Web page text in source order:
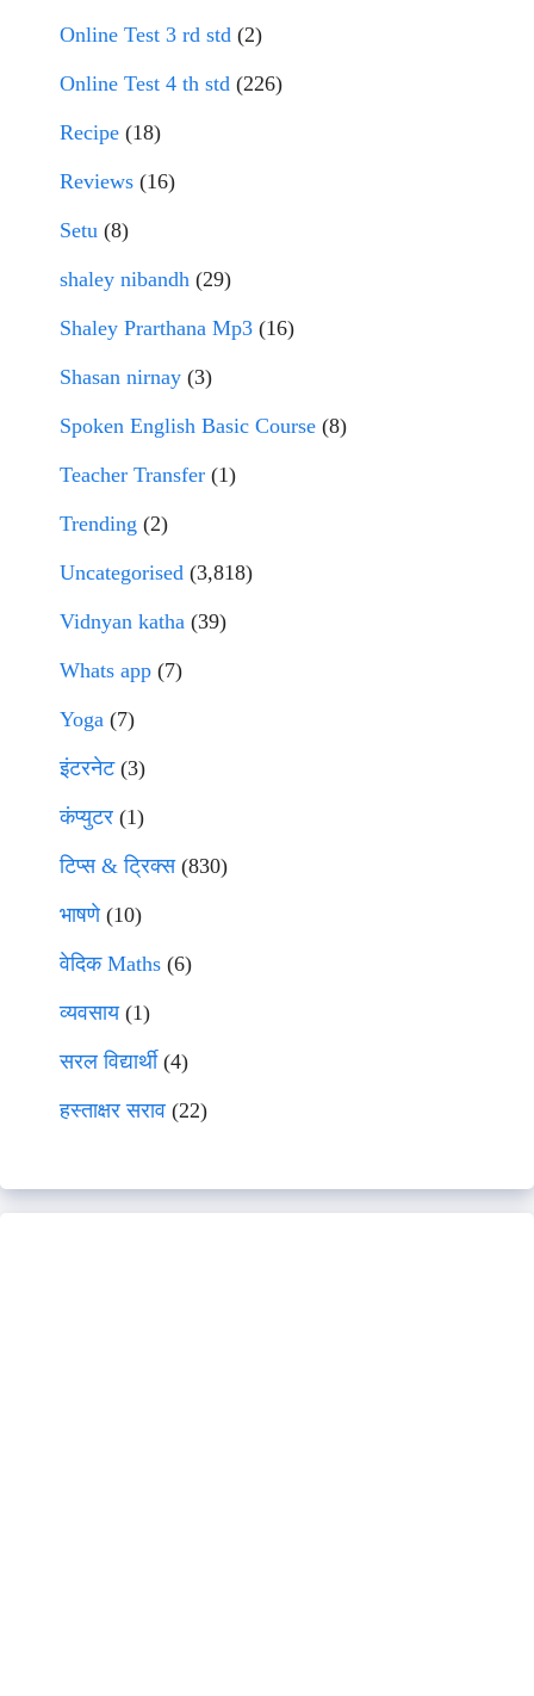
Online Test 3 rd std (2)
Online Test 4 th std (226)
Recipe (18)
Reviews (16)
Setu (8)
shaley nibandh (29)
Shaley Prarthana Mp3 (16)
Shasan nirnay (3)
Spoken English Basic Course (8)
Teacher Transfer (1)
Trending (2)
Uncategorised (3,818)
Vidnyan katha (39)
Whats app (7)
Yoga (7)
इंटरनेट(3)
कंप्युटर (1)
टिप्स & ट्रिक्स(830)
भाषणे(10)
वेदिक Maths (6)
व्यवसाय(1)
सरल विद्यार्थी(4)
हस्ताक्षर सराव (22)